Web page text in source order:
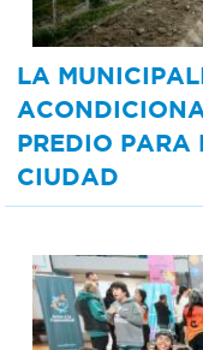
LA
PREDIO PARA
CIUDAD